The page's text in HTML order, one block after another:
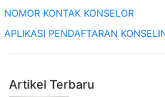
NOMOR KONTAK KONSELOR
APLIKASI PENDAFTARAN
Artikel Terbaru